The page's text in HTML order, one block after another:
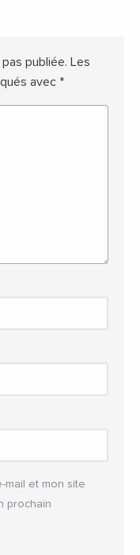
publiée. Les
avec *
mail et mon site
prochain